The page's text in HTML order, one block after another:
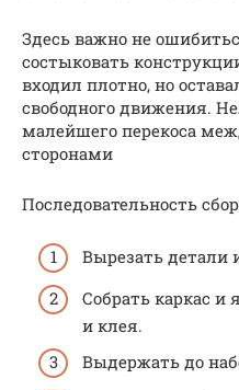
Здесь важно не
состыковать
входил плотно, но
свободного движения.
малейшего перекоса
сторонами
Последовательность
Вырезать детали
Собрать каркас
и клея.
Выдержать до